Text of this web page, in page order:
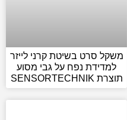
משקל סרט בשיטת קרני לייזר
למדידת נפח על גבי מסוע
תוצרת SENSORTECHNIK